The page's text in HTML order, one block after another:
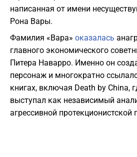
написанная от имени
Рона Вары.
Фамилия «Вара» оказалась
главного экономического
Питера Наварро. Именно он
персонаж и многократно
книгах, включая Death by China,
выступал как независимый
агрессивной протекционистской